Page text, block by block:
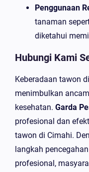
Penggunaan
tanaman
diketahui
Hubungi Kami
Keberadaan tawon
menimbulkan
kesehatan. Garda
profesional dan
tawon di Cimahi.
langkah
profesional,